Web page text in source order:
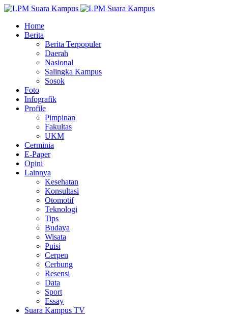
Home
Berita
Berita Terpopuler
Daerah
Nasional
Salingka Kampus
Sosok
Foto
Infografik
Profile
Pimpinan
Fakultas
UKM
Cerminia
E-Paper
Opini
Lainnya
Kesehatan
Konsultasi
Otomotif
Teknologi
Tips
Budaya
Wisata
Puisi
Cerpen
Cerbung
Resensi
Data
Sport
Essay
Suara Kampus TV